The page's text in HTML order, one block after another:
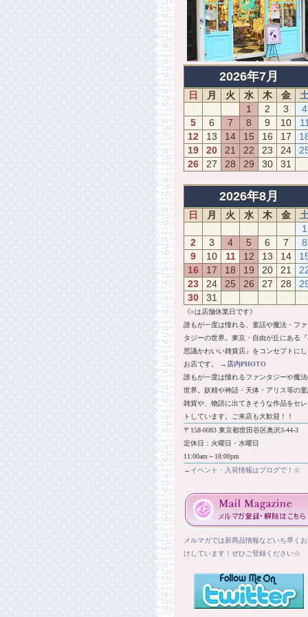
2026年7月
日 月 火 水 木 金
土
1
2 3
4
5
6 7 8 9 10
11
12
13 14 15 16 17
19
20 21 22 23 24
26
27 28 29 30 31
2026年8月
日 月 火 水 木 金
土
1
2
3 4 5 6 7
8
9
10 11 12 13 14
16
17 18 19 20 21
23
24 25 26 27 28
30
31
《■は店舗休業日です》
誰もが一度は憧れる、童話や魔法・ファ
タジーの世界。東京・自由が丘にある『
思議かわいい雑貨店』をコンセプトにし
お店です。
→ 店内PHOTO
誰もが一度は憧れるファンタジーや魔
世界。妖精や神話・天体・アリス等の
雑貨や、物語に出てきそうな作品をセレ
トしています。ご来店も大歓迎！！
〒158-0083 東京都世田谷区奥沢3-44-3
定休日：火曜日・水曜日
11:00am～18:00pm
→イベント・入荷情報はブログで！☆
メルマガでは新商品情報などいち早くお
けしています！ぜひご登録ください☆